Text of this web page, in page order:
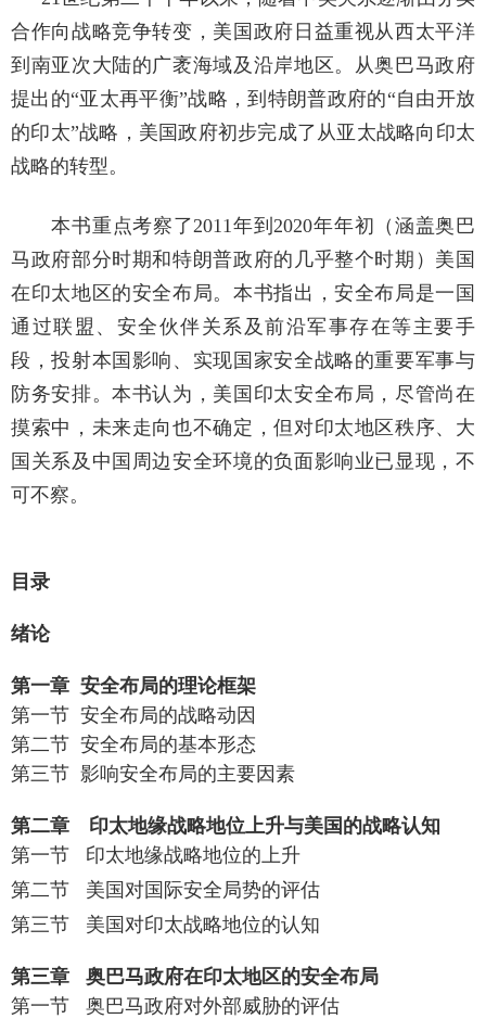
合作向战略竞争转变，美国政府日益重视从西太平洋
到南亚次大陆的广袤海域及沿岸地区。从奥巴马政府
提出的“亚太再平衡”战略，到特朗普政府的“自由开放
的印太”战略，美国政府初步完成了从亚太战略向印太
战略的转型。
本书重点考察了2011年到2020年年初（涵盖奥巴
马政府部分时期和特朗普政府的几乎整个时期）美国
在印太地区的安全布局。本书指出，安全布局是一国
通过联盟、安全伙伴关系及前沿军事存在等主要手
段，投射本国影响、实现国家安全战略的重要军事与
防务安排。本书认为，美国印太安全布局，尽管尚在
摸索中，未来走向也不确定，但对印太地区秩序、大
国关系及中国周边安全环境的负面影响业已显现，不
可不察。
目录
绪论
第一章 安全布局的理论框架
第一节 安全布局的战略动因
第二节 安全布局的基本形态
第三节 影响安全布局的主要因素
第二章 印太地缘战略地位上升与美国的战略认知
第一节 印太地缘战略地位的上升
第二节 美国对国际安全局势的评估
第三节 美国对印太战略地位的认知
第三章 奥巴马政府在印太地区的安全布局
第一节 奥巴马政府对外部威胁的评估